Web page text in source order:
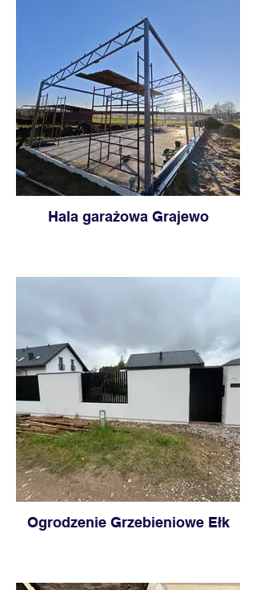
Hala garażowa Grajewo
Ogrodzenie Grzebieniowe Ełk